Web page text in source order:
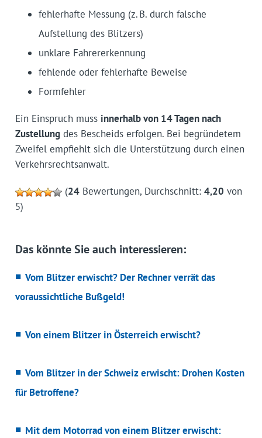
fehlerhafte Messung (z. B. durch falsche
Aufstellung des Blitzers)
unklare Fahrererkennung
fehlende oder fehlerhafte Beweise
Formfehler
Ein Einspruch muss innerhalb von 14 Tagen nach
Zustellungdes Bescheids erfolgen. Bei begründetem
Zweifel empfiehlt sich die Unterstützung durch einen
Verkehrsrechtsanwalt.
(24Bewertungen, Durchschnitt: 4,20 von
5)
Das könnte Sie auch interessieren:
Vom Blitzer erwischt? Der Rechner verrät das
voraussichtliche Bußgeld!
Von einem Blitzer in Österreich erwischt?
Vom Blitzer in der Schweiz erwischt: Drohen Kosten
für Betroffene?
Mit dem Motorrad von einem Blitzer erwischt: